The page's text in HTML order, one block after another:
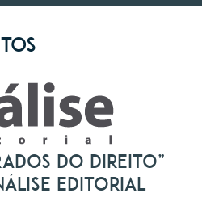
do Direito”
Editorial